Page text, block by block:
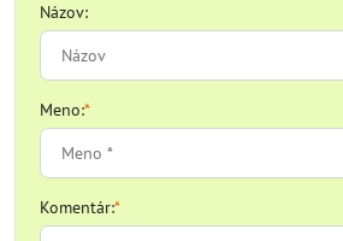
Názov:
Meno:*
Komentár:*